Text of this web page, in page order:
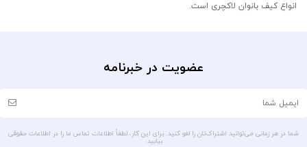
انواع کیف بانوان لاکچری است.
عضویت در خبرنامه
شما در هر زمانی می‌توانید اشتراک‌تان را لغو کنید. برای این کار، لطفاً اطلاعات تماس ما را در اطلاعات حقوقی
بیابید.